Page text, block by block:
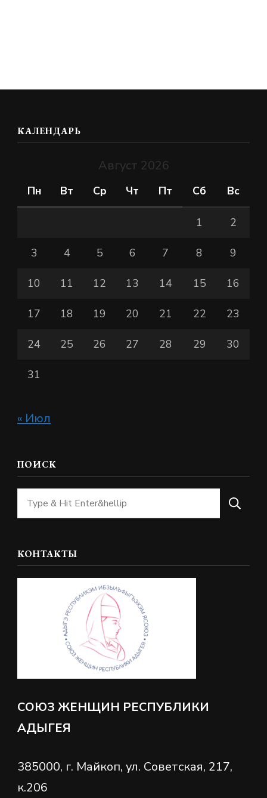
КАЛЕНДАРЬ
Август 2026
Пн Вт Ср Чт Пт Сб Вс
1 2
3 4 5 6 7 8 9
10 11 12 13 14 15 16
17 18 19 20 21 22 23
24 25 26 27 28 29 30
31
« Июл
ПОИСК
Ищите
что-
КОНТАКТЫ
СОЮЗ ЖЕНЩИН РЕСПУБЛИКИ
АДЫГЕЯ
385000, г. Майкоп, ул. Советская, 217,
к.206